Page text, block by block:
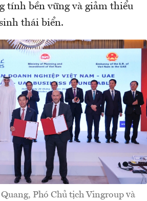
tính bền vững và giảm thiểu
thái biển.
Phó Chủ tịch Vingroup và